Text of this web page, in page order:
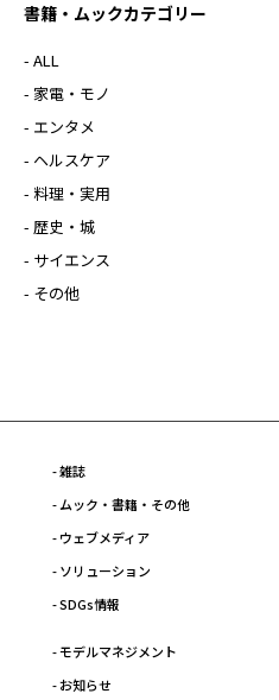
書籍・ムックカテゴリー
- ALL
- 家電・モノ
- エンタメ
- ヘルスケア
- 料理・実用
- 歴史・城
- サイエンス
- その他
- 雑誌
- ムック・書籍・その他
- ウェブメディア
- ソリューション
- SDGs情報
- モデルマネジメント
- お知らせ